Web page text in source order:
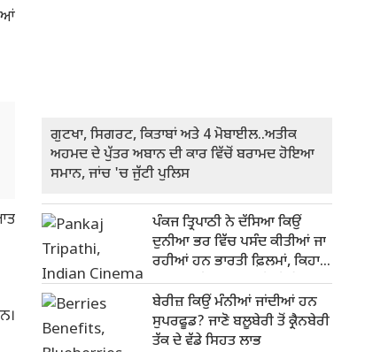
ਗੁਟਖਾ, ਸਿਗਰਟ, ਕਿਤਾਬਾਂ ਅਤੇ 4 ਮੋਬਾਈਲ..ਅਤੀਕ
ਅਹਮਦ ਦੇ ਪੁੱਤਰ ਅਬਾਨ ਦੀ ਕਾਰ ਵਿੱਚੋਂ ਬਰਾਮਦ ਹੋਇਆ
ਸਮਾਨ, ਜਾਂਚ 'ਚ ਜੁੱਟੀ ਪੁਲਿਸ
ਪੰਕਜ ਤ੍ਰਿਪਾਠੀ ਨੇ ਦੱਸਿਆ ਕਿਉਂ
ਦੁਨੀਆ ਭਰ ਵਿੱਚ ਪਸੰਦ ਕੀਤੀਆਂ ਜਾ
ਰਹੀਆਂ ਹਨ ਭਾਰਤੀ ਫ਼ਿਲਮਾਂ, ਕਿਹਾ-
ਹੁਣ ਅਸਲੀ ਭਾਰਤ ਪਰਦੇ 'ਤੇ ਦਿਖ
ਰਿਹਾ ਹੈ
ਬੇਰੀਜ਼ ਕਿਉਂ ਮੰਨੀਆਂ ਜਾਂਦੀਆਂ ਹਨ
ਸੁਪਰਫੂਡ? ਜਾਣੋ ਬਲੂਬੇਰੀ ਤੋਂ ਕ੍ਰੈਨਬੇਰੀ
ਤੱਕ ਦੇ ਵੱਡੇ ਸਿਹਤ ਲਾਭ